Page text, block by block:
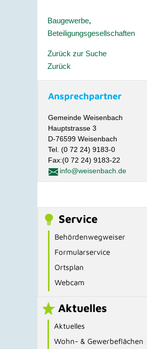
Baugewerbe,
Beteiligungsgesellschaften
Zurück zur Suche
Zurück
Ansprechpartner
Gemeinde Weisenbach
Hauptstrasse 3
D-76599 Weisenbach
Tel. (0 72 24) 9183-0
Fax:(0 72 24) 9183-22
info@weisenbach.de
Service
Behördenwegweiser
Formularservice
Ortsplan
Webcam
Aktuelles
Aktuelles
Wohn- & Gewerbeflächen